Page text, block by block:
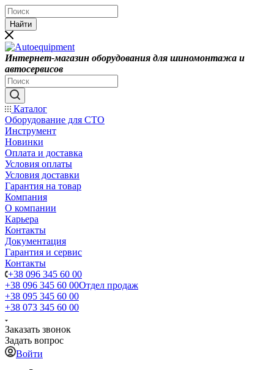
Найти
Интернет-магазин оборудования для шиномонтажа и
автосервисов
Каталог
Оборудование для СТО
Инструмент
Новинки
Оплата и доставка
Условия оплаты
Условия доставки
Гарантия на товар
Компания
О компании
Карьера
Контакты
Документация
Гарантия и сервис
Контакты
+38 096 345 60 00
+38 096 345 60 00Отдел продаж
+38 095 345 60 00
+38 073 345 60 00
Заказать звонок
Задать вопрос
Войти